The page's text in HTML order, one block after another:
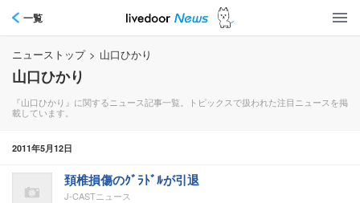
一覧
ニューストップ > 山口ひかり
山口ひかり
『山口ひかり』に関するニュース記事一覧。トピックスで扱われた注目ニュースを掲
載しています。
2011年5月12日
頚椎損傷のｸﾞﾗﾄﾞﾙが引退
J-CASTニュース